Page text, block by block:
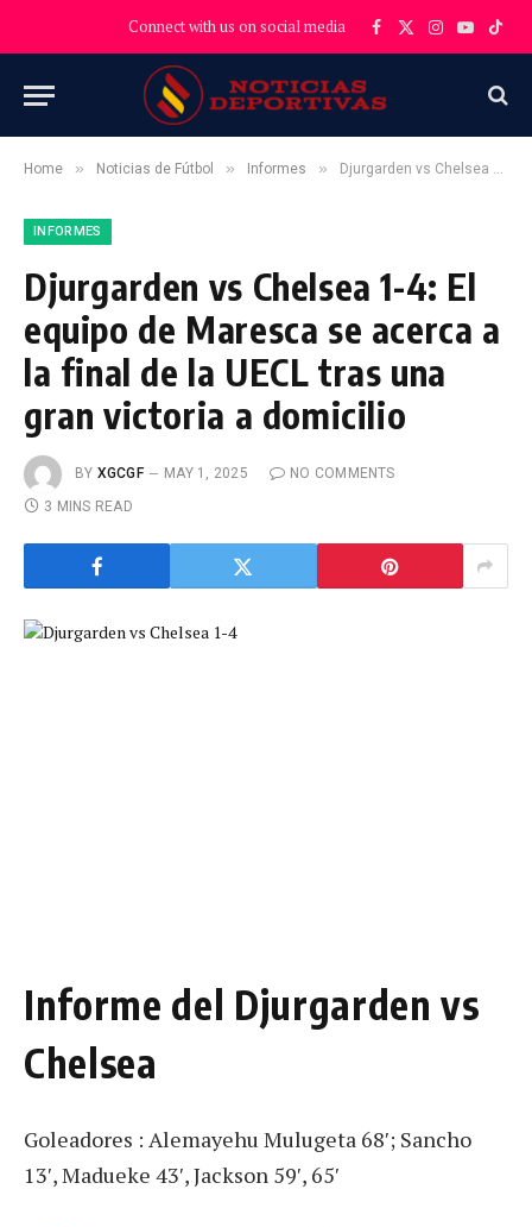
Connect with us on social media Facebook
X
Instagram
YouTube
Home » Noticias de Fútbol » Informes » Djurgarden vs Chelsea 1-4: El equipo de Maresca se acerca a la final de la UECL tras una gran victoria a domicilio
INFORMES
Djurgarden vs Chelsea 1-4: El
equipo de Maresca se acerca a
la final de la UECL tras una
gran victoria a domicilio
BY XGCGF MAY 1, 2025
NO COMMENTS
3 MINS READ
Informe del Djurgarden vs
Chelsea
Goleadores : Alemayehu Mulugeta 68′; Sancho
13′, Madueke 43′, Jackson 59′, 65′